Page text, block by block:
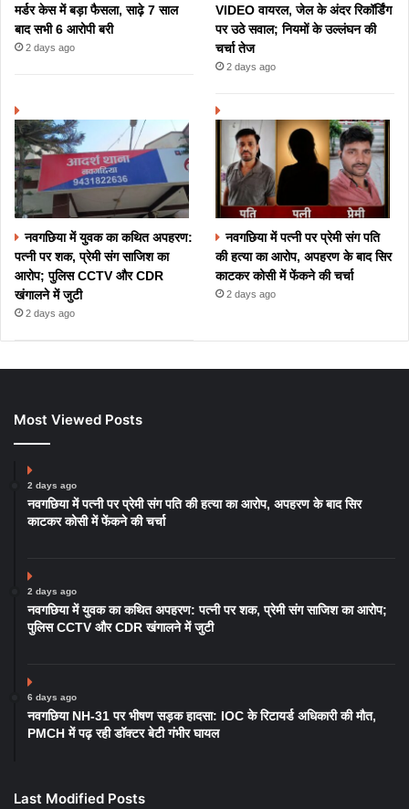
मर्डर केस में बड़ा फैसला, साढ़े 7 साल
बाद सभी 6 आरोपी बरी
2 days ago
VIDEO वायरल, जेल के अंदर रिकॉर्डिंग
पर उठे सवाल; नियमों के उल्लंघन की
चर्चा तेज
2 days ago
नवगछिया में युवक का कथित अपहरण:
पत्नी पर शक, प्रेमी संग साजिश का
आरोप; पुलिस CCTV और CDR
खंगालने में जुटी
2 days ago
नवगछिया में पत्नी पर प्रेमी संग पति
की हत्या का आरोप, अपहरण के बाद सिर
काटकर कोसी में फेंकने की चर्चा
2 days ago
Most Viewed Posts
2 days ago
नवगछिया में पत्नी पर प्रेमी संग पति की हत्या का आरोप, अपहरण के बाद सिर
काटकर कोसी में फेंकने की चर्चा
2 days ago
नवगछिया में युवक का कथित अपहरण: पत्नी पर शक, प्रेमी संग साजिश का आरोप;
पुलिस CCTV और CDR खंगालने में जुटी
6 days ago
नवगछिया NH-31 पर भीषण सड़क हादसा: IOC के रिटायर्ड अधिकारी की मौत,
PMCH में पढ़ रही डॉक्टर बेटी गंभीर घायल
Last Modified Posts